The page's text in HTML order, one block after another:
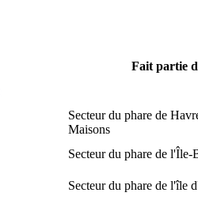
Fait partie
Secteur du phare de
Maisons
Secteur du phare de l'Île-
Secteur du phare de l'île